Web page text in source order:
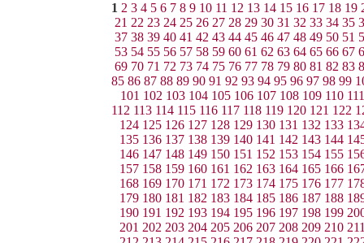
1 2 3 4 5 6 7 8 9 10 11 12 13 14 15 16 17 18 19
21 22 23 24 25 26 27 28 29 30 31 32 33 34 35
37 38 39 40 41 42 43 44 45 46 47 48 49 50 51
53 54 55 56 57 58 59 60 61 62 63 64 65 66 67
69 70 71 72 73 74 75 76 77 78 79 80 81 82 83
85 86 87 88 89 90 91 92 93 94 95 96 97 98 99
101 102 103 104 105 106 107 108 109 110 111
112 113 114 115 116 117 118 119 120 121 122
124 125 126 127 128 129 130 131 132 133
135 136 137 138 139 140 141 142 143 144
146 147 148 149 150 151 152 153 154 155
157 158 159 160 161 162 163 164 165 166
168 169 170 171 172 173 174 175 176 177
179 180 181 182 183 184 185 186 187 188
190 191 192 193 194 195 196 197 198 199
201 202 203 204 205 206 207 208 209 210